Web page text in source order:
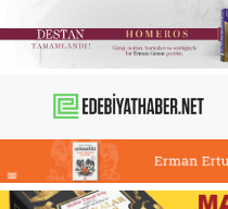
atla